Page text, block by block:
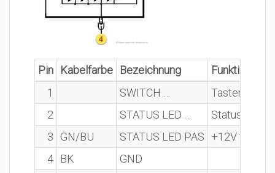
Pin Kabelfarbe Bezeichnung
Funktion
1
SWITCH …
Taster
2
STATUS LED …
Status-LED
3
GN/BU STATUS LED PAS
+12V für
4
BK
GND